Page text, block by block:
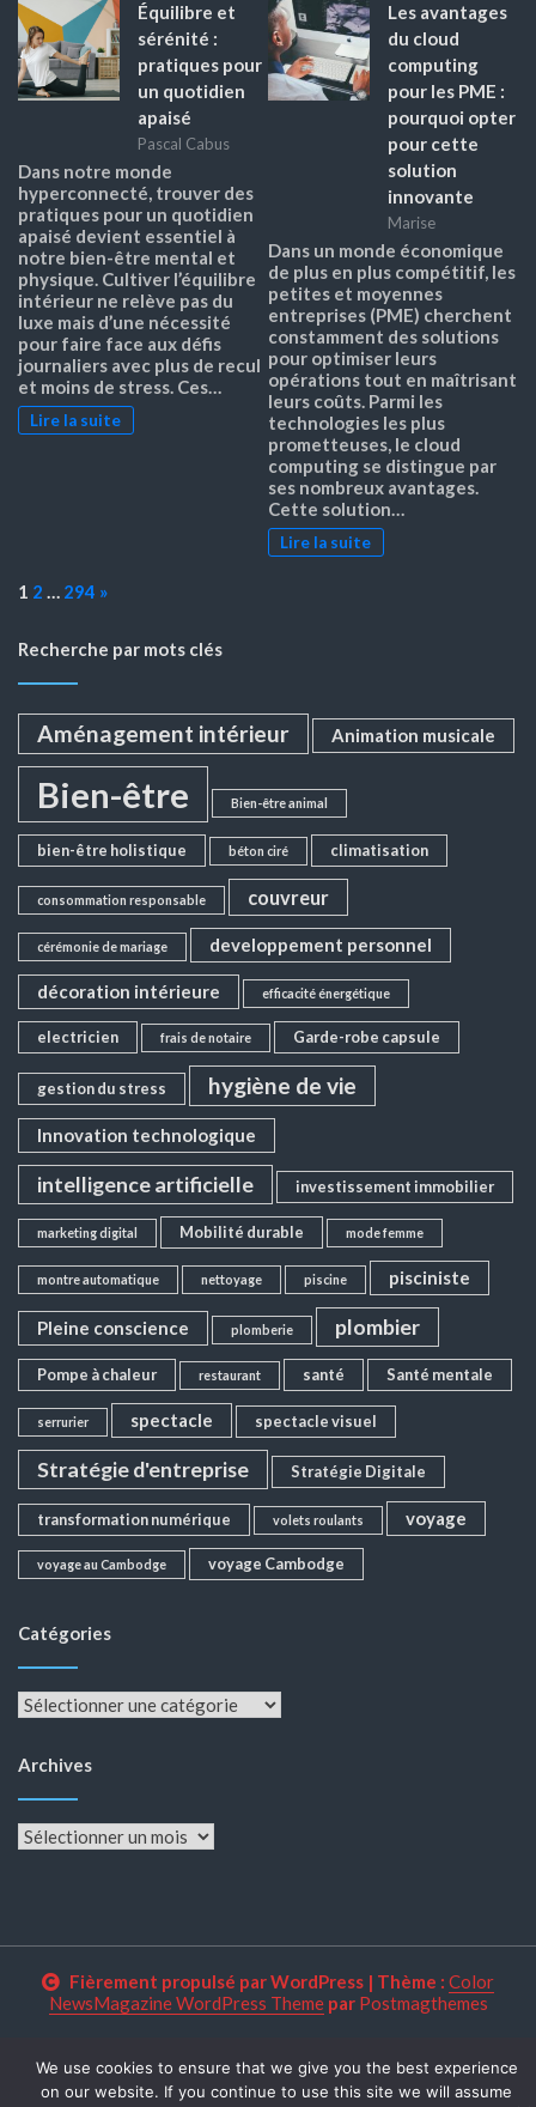
Équilibre et
sérénité :
pratiques pour
un quotidien
apaisé
Pascal Cabus
Dans notre monde
hyperconnecté, trouver des
pratiques pour un quotidien
apaisé devient essentiel à
notre bien-être mental et
physique. Cultiver l’équilibre
intérieur ne relève pas du
luxe mais d’une nécessité
pour faire face aux défis
journaliers avec plus de recul
et moins de stress. Ces…
Lire la suite
Les avantages
du cloud
computing
pour les PME :
pourquoi opter
pour cette
solution
innovante
Marise
Dans un monde économique
de plus en plus compétitif, les
petites et moyennes
entreprises (PME) cherchent
constamment des solutions
pour optimiser leurs
opérations tout en maîtrisant
leurs coûts. Parmi les
technologies les plus
prometteuses, le cloud
computing se distingue par
ses nombreux avantages.
Cette solution…
Lire la suite
Page:
1 2 … 294 Next
»
Recherche par mots clés
Aménagement intérieur Animation musicale
Bien-être Bien-être animal
bien-être holistique béton ciré climatisation
consommation responsable couvreur
cérémonie de mariage developpement personnel
décoration intérieure efficacité énergétique
electricien frais de notaire Garde-robe capsule
gestion du stress hygiène de vie
Innovation technologique
intelligence artificielle investissement immobilier
marketing digital Mobilité durable mode femme
montre automatique nettoyage piscine pisciniste
Pleine conscience plomberie plombier
Pompe à chaleur restaurant santé Santé mentale
serrurier spectacle spectacle visuel
Stratégie d'entreprise Stratégie Digitale
transformation numérique volets roulants voyage
voyage au Cambodge voyage Cambodge
Catégories
Catégories
Archives
Archives
Fièrement propulsé par WordPress | Thème : Color
NewsMagazine WordPress Themepar Postmagthemes
We use cookies to ensure that we give you the best experience
on our website. If you continue to use this site we will assume